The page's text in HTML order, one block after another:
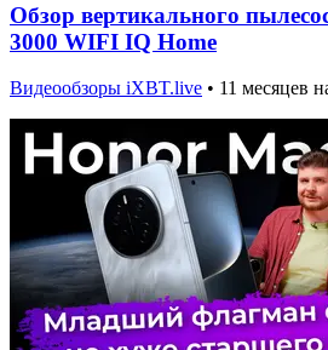
Обзор вертикального
3000 WIFI IQ Home
Видеообзоры iXBT.live • 11 месяцев